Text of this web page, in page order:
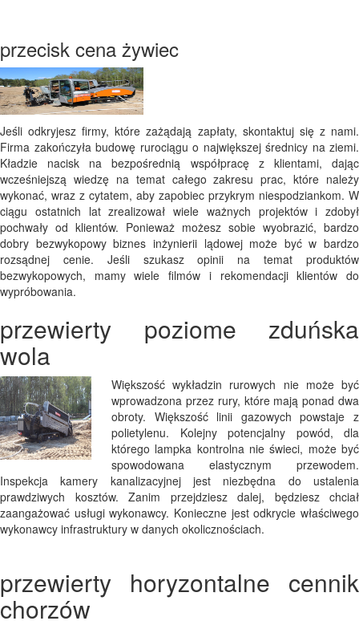
przecisk cena żywiec
Jeśli odkryjesz firmy, które zażądają zapłaty, skontaktuj się z nami.
Firma zakończyła budowę rurociągu o największej średnicy na ziemi.
Kładzie nacisk na bezpośrednią współpracę z klientami, dając
wcześniejszą wiedzę na temat całego zakresu prac, które należy
wykonać, wraz z cytatem, aby zapobiec przykrym niespodziankom. W
ciągu ostatnich lat zrealizował wiele ważnych projektów i zdobył
pochwały od klientów. Ponieważ możesz sobie wyobrazić, bardzo
dobry bezwykopowy biznes inżynierii lądowej może być w bardzo
rozsądnej cenie. Jeśli szukasz opinii na temat produktów
bezwykopowych, mamy wiele filmów i rekomendacji klientów do
wypróbowania.
przewierty poziome zduńska
wola
Większość wykładzin rurowych nie może być
wprowadzona przez rury, które mają ponad dwa
obroty. Większość linii gazowych powstaje z
polietylenu. Kolejny potencjalny powód, dla
którego lampka kontrolna nie świeci, może być
spowodowana elastycznym przewodem.
Inspekcja kamery kanalizacyjnej jest niezbędna do ustalenia
prawdziwych kosztów. Zanim przejdziesz dalej, będziesz chciał
zaangażować usługi wykonawcy. Konieczne jest odkrycie właściwego
wykonawcy infrastruktury w danych okolicznościach.
przewierty horyzontalne cennik
chorzów